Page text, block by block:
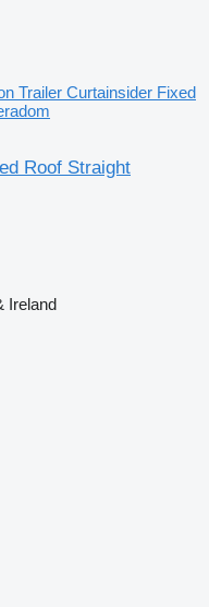
Trailer Curtainsider Fixed
Roof Straight
Ireland